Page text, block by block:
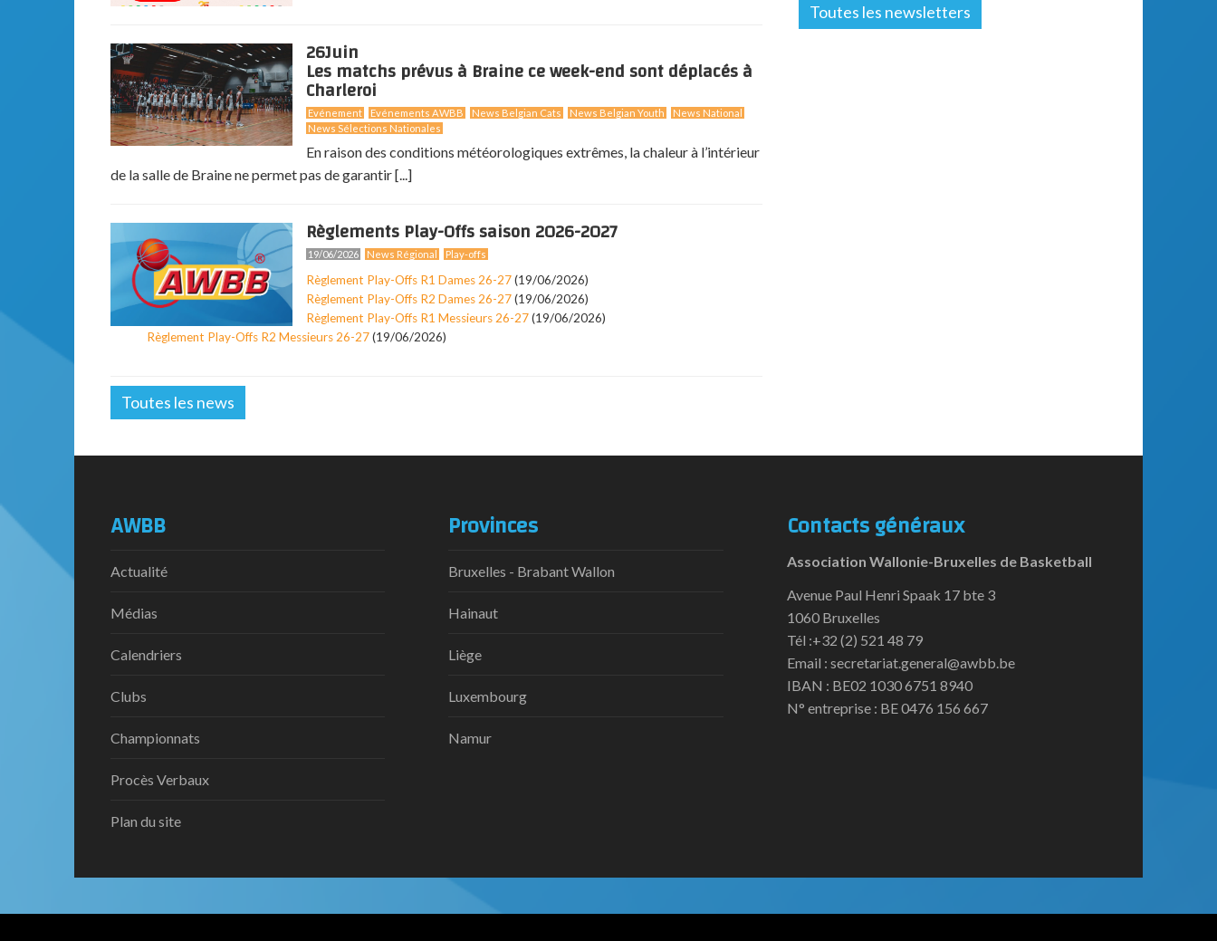
26Juin
Les matchs prévus à Braine ce week-end sont déplacés à
Charleroi
Evénement Evénements AWBB News Belgian Cats News Belgian Youth
News National
News Sélections Nationales
En raison des conditions météorologiques extrêmes, la chaleur à l’intérieur
de la salle de Braine ne permet pas de garantir [...]
Règlements Play-Offs saison 2026-2027
19/06/2026 News Régional Play-offs
Règlement Play-Offs R1 Dames 26-27(19/06/2026)
Règlement Play-Offs R2 Dames 26-27(19/06/2026)
Règlement Play-Offs R1 Messieurs 26-27(19/06/2026)
Règlement Play-Offs R2 Messieurs 26-27(19/06/2026)
Toutes les news
Toutes les newsletters
AWBB
Actualité
Médias
Calendriers
Clubs
Championnats
Procès Verbaux
Plan du site
Provinces
Bruxelles - Brabant Wallon
Hainaut
Liège
Luxembourg
Namur
Contacts généraux
Association Wallonie-Bruxelles de Basketball
Avenue Paul Henri Spaak 17 bte 3
1060 Bruxelles
Tél :+32 (2) 521 48 79
Email : secretariat.general@awbb.be
IBAN : BE02 1030 6751 8940
N° entreprise : BE 0476 156 667